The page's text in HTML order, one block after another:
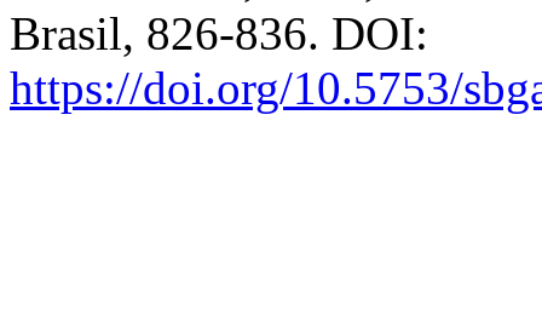
Brasil, 826-836. DOI:
https://doi.org/10.5753/